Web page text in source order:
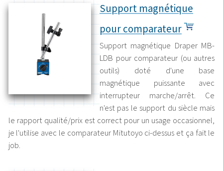
Support magnétique
pour comparateur
Support magnétique Draper MB-
LDB pour comparateur (ou autres
outils) doté d'une base
magnétique puissante avec
interrupteur marche/arrêt. Ce
n'est pas le support du siècle mais
le rapport qualité/prix est correct pour un usage occasionnel,
je l'utilise avec le comparateur Mitutoyo ci-dessus et ça fait le
job.